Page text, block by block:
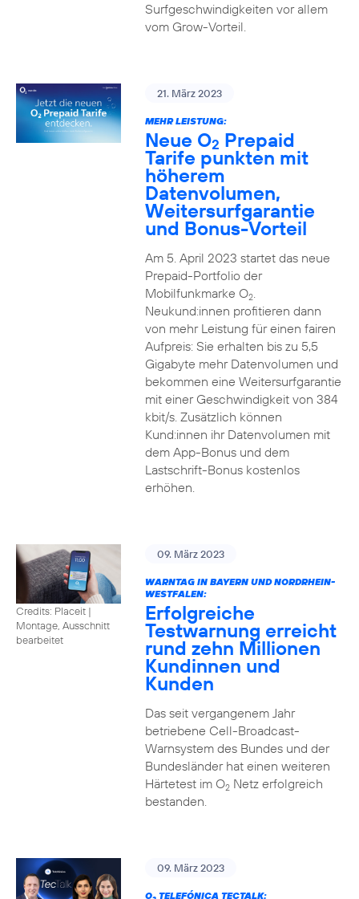
Surfgeschwindigkeiten vor allem
vom Grow-Vorteil.
21. März 2023
MEHR LEISTUNG:
Neue O2 Prepaid
Tarife punkten mit
höherem
Datenvolumen,
Weitersurfgarantie
und Bonus-Vorteil
Am 5. April 2023 startet das neue
Prepaid-Portfolio der
Mobilfunkmarke O2.
Neukund:innen profitieren dann
von mehr Leistung für einen fairen
Aufpreis: Sie erhalten bis zu 5,5
Gigabyte mehr Datenvolumen und
bekommen eine Weitersurfgarantie
mit einer Geschwindigkeit von 384
kbit/s. Zusätzlich können
Kund:innen ihr Datenvolumen mit
dem App-Bonus und dem
Lastschrift-Bonus kostenlos
erhöhen.
Credits: Placeit |
Montage, Ausschnitt
bearbeitet
09. März 2023
WARNTAG IN BAYERN UND NORDRHEIN-
WESTFALEN:
Erfolgreiche
Testwarnung erreicht
rund zehn Millionen
Kundinnen und
Kunden
Das seit vergangenem Jahr
betriebene Cell-Broadcast-
Warnsystem des Bundes und der
Bundesländer hat einen weiteren
Härtetest im O2Netz erfolgreich
bestanden.
09. März 2023
O TELEFÓNICA TECTALK: